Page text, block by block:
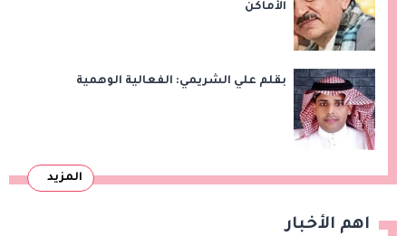
الأماكن
بقلم علي الشريمي: الفعالية الوهمية
المزيد
اهم الأخبار